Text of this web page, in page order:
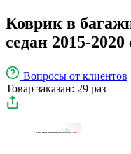
Коврик в
седан 2015-2020
Вопросы от клиентов
Товар заказан: 29 раз